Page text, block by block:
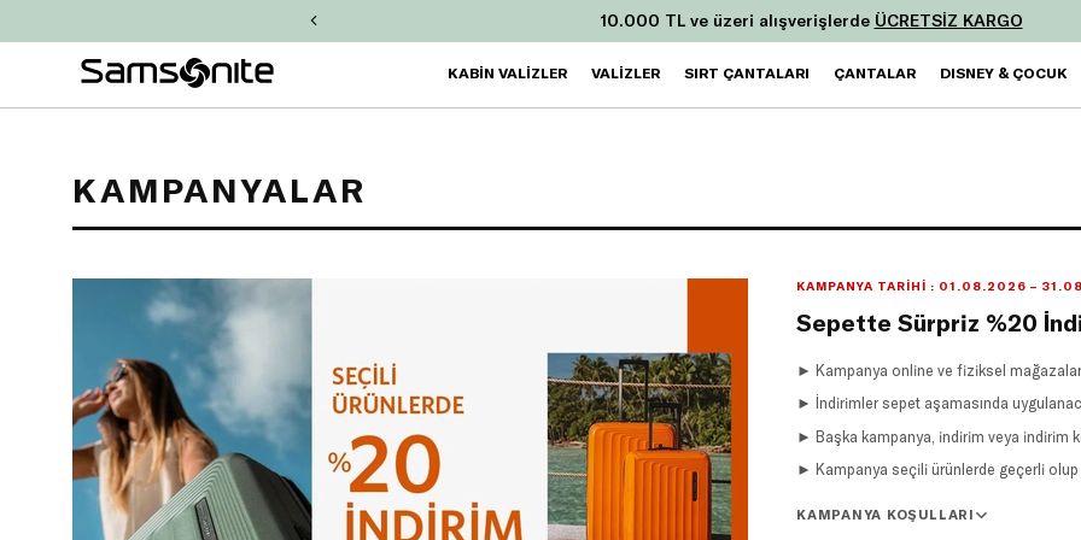
10.000 TL ve üzeri alışverişlerde ÜCRETSİZ KARGO
KABİN VALİZLER VALİZLER SIRT ÇANTALARI ÇANTALAR DISNEY & ÇOCUK
KAMPANYALAR
KAMPANYA TARIHI : 01.08.2026 –
Sepette Sürpriz %20
► Kampanya online ve fiziksel
► İndirimler sepet aşamasında
► Başka kampanya, indirim veya indirim
► Kampanya seçili ürünlerde geçerli olup
KAMPANYA KOŞULLARI